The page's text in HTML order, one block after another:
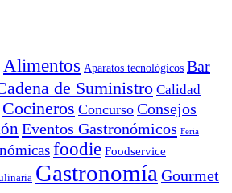
Alimentos Aparatos tecnológicos Bar
de Suministro Calidad
Cocineros Concurso Consejos
Eventos Gastronómicos Feria
foodie Foodservice
Gastronomía Gourmet